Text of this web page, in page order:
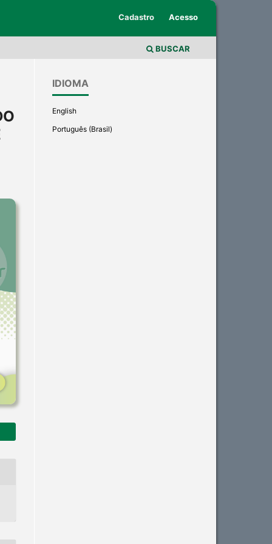
BUSCAR
Cadastro Acesso
IDIOMA
English
Português (Brasil)